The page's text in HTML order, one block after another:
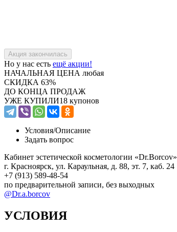
Но у нас есть ещё акции!
НАЧАЛЬНАЯ ЦЕНА любая
СКИДКА 63%
ДО КОНЦА ПРОДАЖ
УЖЕ КУПИЛИ18 купонов
Условия/Описание
Задать вопрос
Кабинет эстетической косметологии «Dr.Borcov»
г. Красноярск, ул. Караульная, д. 88, эт. 7, каб. 24
+7 (913) 589-48-54
по предварительной записи, без выходных
@Dr.a.borcov
УСЛОВИЯ